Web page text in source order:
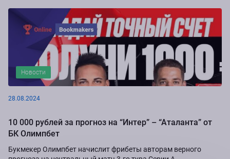
Новости
28.08.2024
10 000 рублей за прогноз на “Интер” – “Аталанта” от
БК Олимпбет
Букмекер Олимпбет начислит фрибеты авторам верного